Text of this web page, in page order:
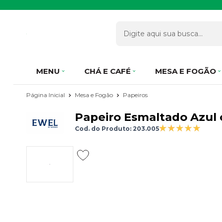
MENU CHÁ E CAFÉ MESA E FOGÃO
Página Inicial Mesa e Fogão Papeiros
Papeiro Esmaltado Azul
Cod. do Produto: 203.005